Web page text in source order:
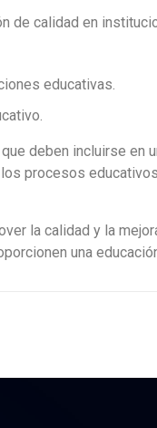
de calidad en
educativas.
deben incluirse
procesos
la calidad y la
una